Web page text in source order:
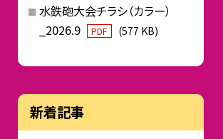
水鉄砲大会チラシ（カラー）
_2026.9
PDF (577 KB)
新着記事